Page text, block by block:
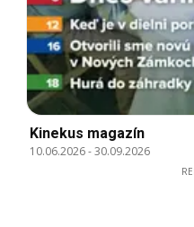
Kinekus magazín
10.06.2026-30.09.2026